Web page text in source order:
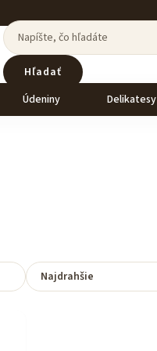
Hľadať
Údeniny Delikatesy
Najdrahšie